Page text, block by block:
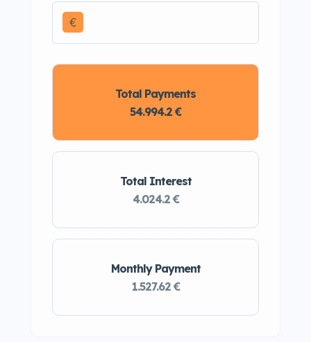
€
Monthly Payment
1.527.62 €
Total Interest
4.024.2 €
Total Payments
54.994.2 €